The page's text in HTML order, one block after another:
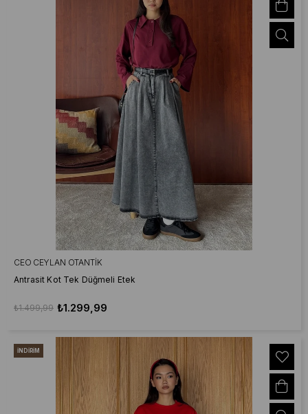
CEO CEYLAN OTANTIK
Antrasit Kot Tek Düğmeli Etek
₺1.299,99
₺1.499,99
İNDIRIM